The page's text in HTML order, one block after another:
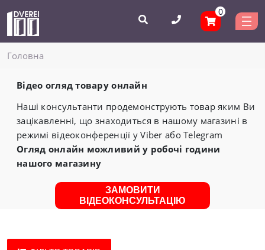
0
Головнa
Відео огляд товару онлайн
Наші консультанти продемонструють товар яким Ви
зацікавленні, що знаходиться в нашому магазині в
режимі відеоконференції у Viber або Telegram
Огляд онлайн можливий у робочі години
нашого магазину
ЗАМОВИТИ
ВІДЕОКОНСУЛЬТАЦІЮ